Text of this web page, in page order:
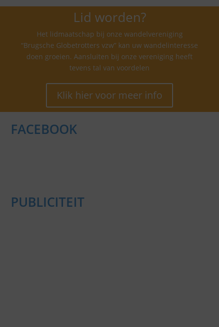
Lid worden?
Het lidmaatschap bij onze wandelvereniging
“Brugsche Globetrotters vzw” kan uw wandelinteresse
doen groeien. Aansluiten bij onze vereniging heeft
tevens tal van voordelen
Klik hier voor meer info
FACEBOOK
PUBLICITEIT